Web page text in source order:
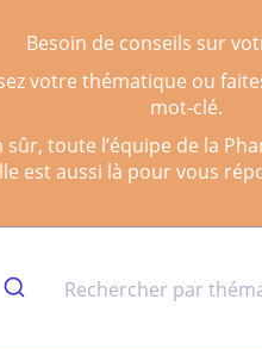
Besoin de conseils sur
votre thématique ou
mot-clé.
sûr, toute l’équipe de la
est aussi là pour vous